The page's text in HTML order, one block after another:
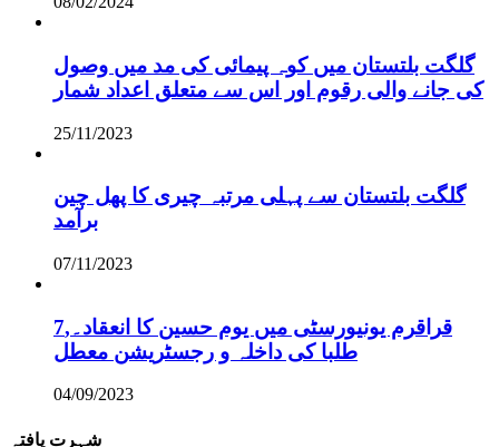
گلگت بلتستان میں کوہ پیمائی کی مد میں وصول
کی جانے والی رقوم اور اس سے متعلق اعداد شمار
25/11/2023
گلگت بلتستان سے پہلی مرتبہ چیری کا پھل چین
برآمد
07/11/2023
قراقرم یونیورسٹی میں یوم حسین کا انعقاد۔,7
طلبا کی داخلہ و رجسٹریشن معطل
04/09/2023
شہرت یافتہ